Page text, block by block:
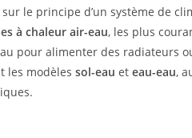
sur le principe d’un système de
à chaleur air-eau, les plus
pour alimenter des radiateurs
les modèles sol-eau et eau-eau,